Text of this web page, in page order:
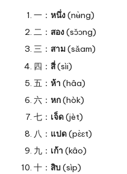
一： หนึ่ง(nʉ̀ng)
二： สอง(sɔ̌ɔng)
三： สาม(sǎam)
四： สี่(sìi)
五： ห้า (hâa)
六： หก(hòk)
七： เจ็ด(jèt)
八： แปด(pɛ̀ɛt)
九： เก้า (kâo)
十： สิบ(sìp)